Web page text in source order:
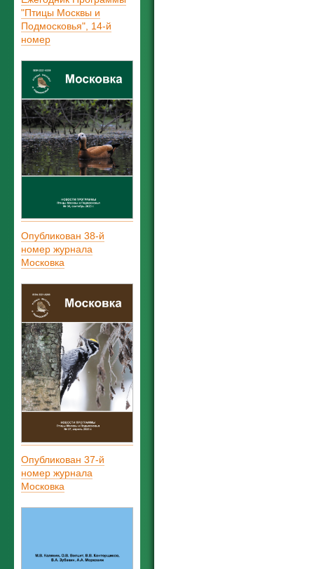
"Птицы Москвы и
Подмосковья", 14-й
номер
Опубликован 38-й
номер журнала
Московка
Опубликован 37-й
номер журнала
Московка